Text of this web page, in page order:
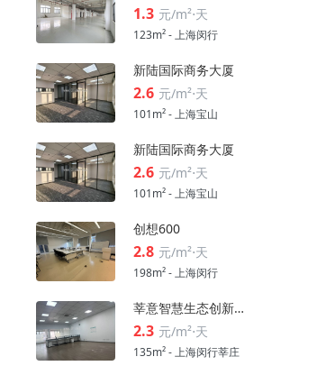
1.3 元/m²⋅天
123m² - 上海闵行
新陆国际商务大厦
2.6 元/m²⋅天
101m² - 上海宝山
新陆国际商务大厦
2.6 元/m²⋅天
101m² - 上海宝山
创想600
2.8 元/m²⋅天
198m² - 上海闵行
莘意智慧生态创新科技园
2.3 元/m²⋅天
135m² - 上海闵行莘庄